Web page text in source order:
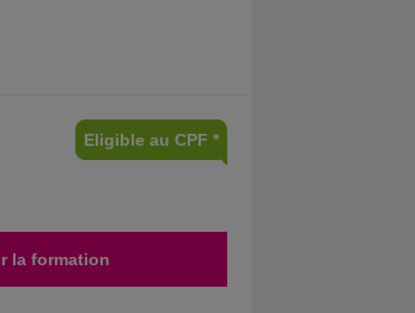
Eligible au CPF *
la formation